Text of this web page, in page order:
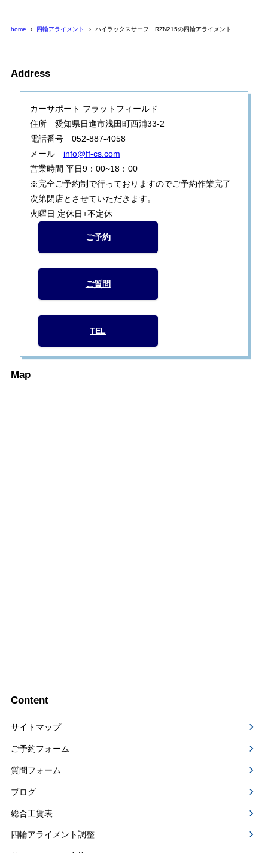
home 四輪アライメント ハイラックスサーフ RZN215の四輪アライメント
Address
カーサポート フラットフィールド
住所 愛知県日進市浅田町西浦33-2
電話番号 052-887-4058
メール info@ff-cs.com
営業時間 平日9：00~18：00
※完全ご予約制で行っておりますのでご予約作業完了
次第閉店とさせていただきます。
火曜日 定休日+不定休
ご予約
ご質問
TEL
Map
Content
サイトマップ
ご予約フォーム
質問フォーム
ブログ
総合工賃表
四輪アライメント調整